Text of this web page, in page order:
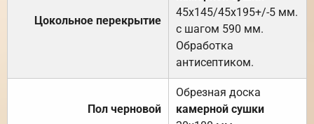
Цокольное перекрытие
45х145/45х195+/-5 мм.
с шагом 590 мм.
Обработка
антисептиком.
Пол черновой
Обрезная доска
камерной сушки